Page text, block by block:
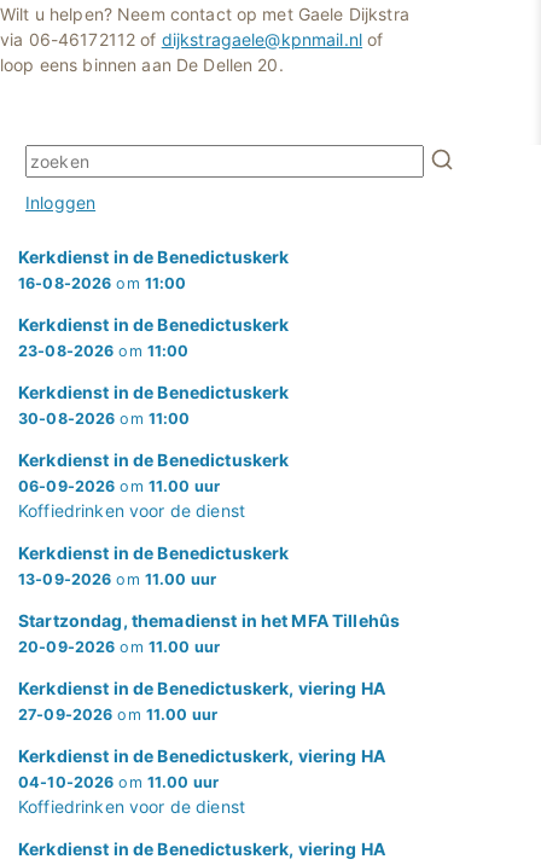
Wilt u helpen? Neem contact op met Gaele Dijkstra
via 06-46172112 of dijkstragaele@kpnmail.nl of
loop eens binnen aan De Dellen 20.
Inloggen
Kerkdienst in de Benedictuskerk
16-08-2026 om 11:00
Kerkdienst in de Benedictuskerk
23-08-2026 om 11:00
Kerkdienst in de Benedictuskerk
30-08-2026 om 11:00
Kerkdienst in de Benedictuskerk
06-09-2026 om 11.00 uur
Koffiedrinken voor de dienst
Kerkdienst in de Benedictuskerk
13-09-2026 om 11.00 uur
Startzondag, themadienst in het MFA Tillehûs
20-09-2026 om 11.00 uur
Kerkdienst in de Benedictuskerk, viering HA
27-09-2026 om 11.00 uur
Kerkdienst in de Benedictuskerk, viering HA
04-10-2026 om 11.00 uur
Koffiedrinken voor de dienst
Kerkdienst in de Benedictuskerk, viering HA